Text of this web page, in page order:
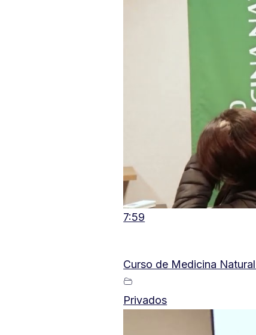
7:59
Curso de Medicina
Privados